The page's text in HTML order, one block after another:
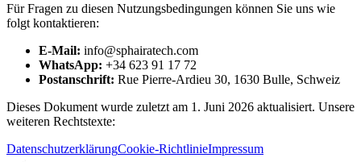
Für Fragen zu diesen Nutzungsbedingungen können Sie uns wie
folgt kontaktieren:
E-Mail: info@sphairatech.com
WhatsApp: +34 623 91 17 72
Postanschrift: Rue Pierre-Ardieu 30, 1630 Bulle, Schweiz
Dieses Dokument wurde zuletzt am 1. Juni 2026 aktualisiert. Unsere
weiteren Rechtstexte:
DatenschutzerklärungCookie-RichtlinieImpressum